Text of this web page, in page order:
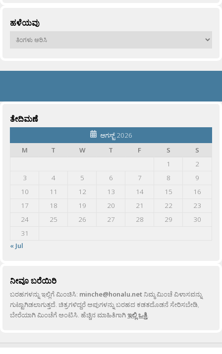
ಹಳೆಯವು
ಹಳೆಯವು
ತೇದಿಮಣೆ
ಆಗಸ್ಟ್ 2026
M
T W T F S
S
1
2
3
4 5 6 7 8
9
10
11 12 13 14 15
16
17
18 19 20 21 22
23
24
25 26 27 28 29
30
31
« Jul
ನೀವೂ ಬರೆಯಿರಿ
ಬರಹಗಳನ್ನು ಇಲ್ಲಿಗೆ ಮಿಂಚಿಸಿ: minche@honalu.netನಿಮ್ಮ ಮಿಂಚೆ ವಿಳಾಸವನ್ನು
ಗುಟ್ಟಾಗಿಡಲಾಗುತ್ತದೆ. ಚಿತ್ರಗಳಿದ್ದರೆ ಅವುಗಳನ್ನು ಬರಹದ ಕಡತದೊಡನೆ ಸೇರಿಸಬೇಡಿ,
ಬೇರೆಯಾಗಿ ಮಿಂಚೆಗೆ ಅಂಟಿಸಿ. ಹೆಚ್ಚಿನ ಮಾಹಿತಿಗಾಗಿಇಲ್ಲಿ ಒತ್ತಿ